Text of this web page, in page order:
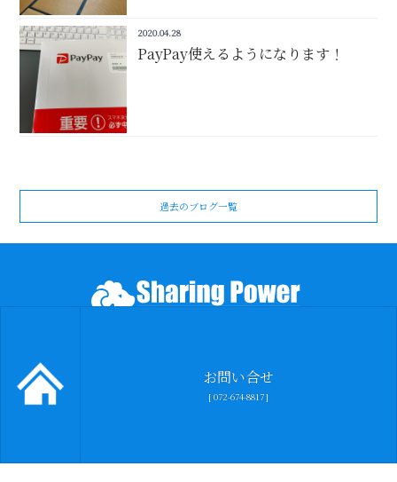
2020.04.28
PayPay使えるようになります！
過去のブログ一覧
お問い合せ
[ 072-674-8817 ]